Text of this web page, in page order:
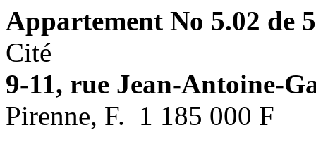
Appartement No 5.02 de
Cité
9-11, rue Jean-Antoine-
Pirenne, F. 1 185 000 F